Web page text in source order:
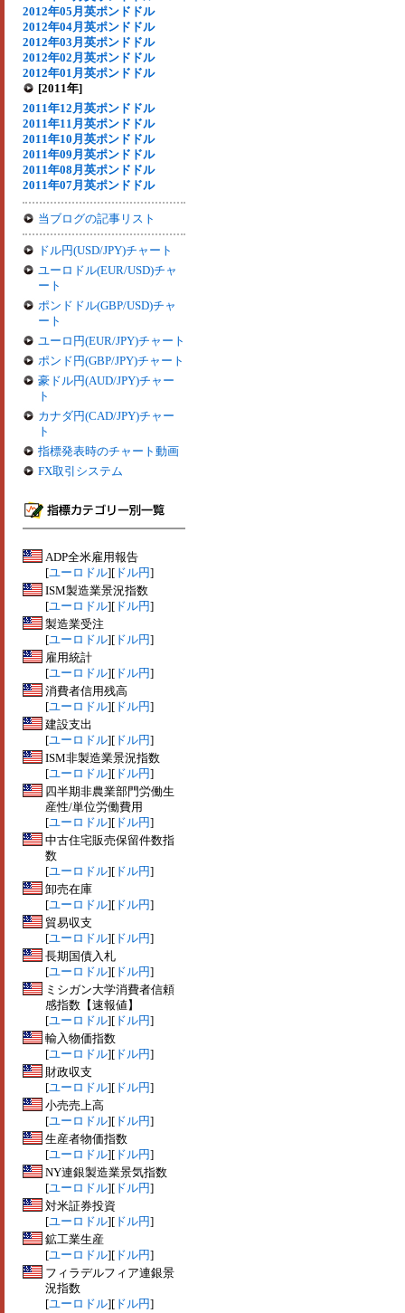
2012年05月英ポンドドル
2012年04月英ポンドドル
2012年03月英ポンドドル
2012年02月英ポンドドル
2012年01月英ポンドドル
[2011年]
2011年12月英ポンドドル
2011年11月英ポンドドル
2011年10月英ポンドドル
2011年09月英ポンドドル
2011年08月英ポンドドル
2011年07月英ポンドドル
当ブログの記事リスト
ドル円(USD/JPY)チャート
ユーロドル(EUR/USD)チャ
ート
ポンドドル(GBP/USD)チャ
ート
ユーロ円(EUR/JPY)チャート
ポンド円(GBP/JPY)チャート
豪ドル円(AUD/JPY)チャー
ト
カナダ円(CAD/JPY)チャー
ト
指標発表時のチャート動画
FX取引システム
ADP全米雇用報告
[ユーロドル][ ドル円]
ISM製造業景況指数
[ユーロドル][ ドル円]
製造業受注
[ユーロドル][ ドル円]
雇用統計
[ユーロドル][ ドル円]
消費者信用残高
[ユーロドル][ ドル円]
建設支出
[ユーロドル][ ドル円]
ISM非製造業景況指数
[ユーロドル][ ドル円]
四半期非農業部門労働生
産性/単位労働費用
[ユーロドル][ ドル円]
中古住宅販売保留件数指
数
[ユーロドル][ ドル円]
卸売在庫
[ユーロドル][ ドル円]
貿易収支
[ユーロドル][ ドル円]
長期国債入札
[ユーロドル][ ドル円]
ミシガン大学消費者信頼
感指数【速報値】
[ユーロドル][ ドル円]
輸入物価指数
[ユーロドル][ ドル円]
財政収支
[ユーロドル][ ドル円]
小売売上高
[ユーロドル][ ドル円]
生産者物価指数
[ユーロドル][ ドル円]
NY連銀製造業景気指数
[ユーロドル][ ドル円]
対米証券投資
[ユーロドル][ ドル円]
鉱工業生産
[ユーロドル][ ドル円]
フィラデルフィア連銀景
況指数
[ユーロドル][ ドル円]